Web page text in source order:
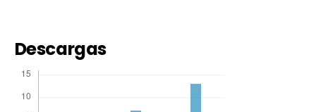
Descargas